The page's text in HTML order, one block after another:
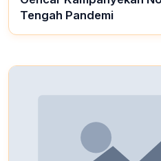
Tengah Pandemi